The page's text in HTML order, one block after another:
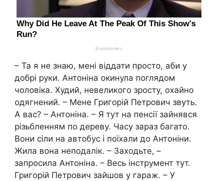
– Та я не знаю, мені віддати просто, аби у
добрі руки. Антоніна окинула поглядом
чоловіка. Худий, невеликого зросту, охайно
одягнений. – Мене Григорій Петрович звуть.
А вас? – Антоніна. – Я тут на пенсії зайнявся
різьбленням по дереву. Часу зараз багато.
Вони сіли на автобус і поїхали до Антоніни.
Жила вона неподалік. – Заходьте, –
запросила Антоніна. – Весь інструмент тут.
Григорій Петрович зайшов у гараж. – У